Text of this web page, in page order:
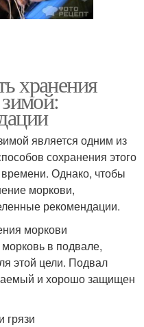
хранения
является одним из
сохранения этого
Однако, чтобы
моркови,
рекомендации.
моркови
в подвале,
этой цели. Подвал
и хорошо защищен
грязи